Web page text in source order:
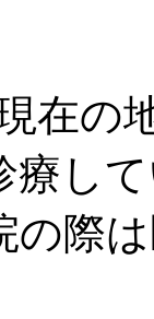
在の
療し
の際